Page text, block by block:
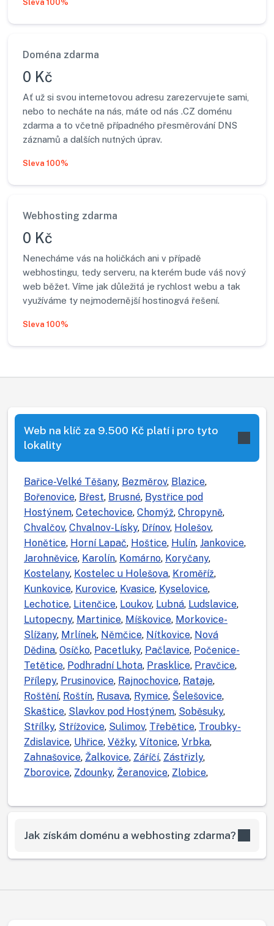
Sleva 100%
Doména zdarma
0 Kč
Ať už si svou internetovou adresu zarezervujete sami,
nebo to necháte na nás, máte od nás .CZ doménu
zdarma a to včetně případného přesměrování DNS
záznamů a dalších nutných úprav.
Sleva 100%
Webhosting zdarma
0 Kč
Nenecháme vás na holičkách ani v případě
webhostingu, tedy serveru, na kterém bude váš nový
web běžet. Víme jak důležitá je rychlost webu a tak
využíváme ty nejmodernější hostinogvá řešení.
Sleva 100%
Web na klíč za 9.500 Kč platí i pro tyto
lokality
Bařice-Velké Těšany, Bezměrov, Blazice,
Bořenovice, Břest, Brusné, Bystřice pod
Hostýnem, Cetechovice, Chomýž, Chropyně,
Chvalčov, Chvalnov-Lísky, Dřínov, Holešov,
Honětice, Horní Lapač, Hoštice, Hulín, Jankovice,
Jarohněvice, Karolín, Komárno, Koryčany,
Kostelany, Kostelec u Holešova, Kroměříž,
Kunkovice, Kurovice, Kvasice, Kyselovice,
Lechotice, Litenčice, Loukov, Lubná, Ludslavice,
Lutopecny, Martinice, Míškovice, Morkovice-
Slížany, Mrlínek, Němčice, Nítkovice, Nová
Dědina, Osíčko, Pacetluky, Pačlavice, Počenice-
Tetětice, Podhradní Lhota, Prasklice, Pravčice,
Přílepy, Prusinovice, Rajnochovice, Rataje,
Roštění, Roštín, Rusava, Rymice, Šelešovice,
Skaštice, Slavkov pod Hostýnem, Soběsuky,
Střílky, Střížovice, Sulimov, Třebětice, Troubky-
Zdislavice, Uhřice, Věžky, Vítonice, Vrbka,
Zahnašovice, Žalkovice, Záříčí, Zástřizly,
Zborovice, Zdounky, Žeranovice, Zlobice,
Jak získám doménu a webhosting zdarma?